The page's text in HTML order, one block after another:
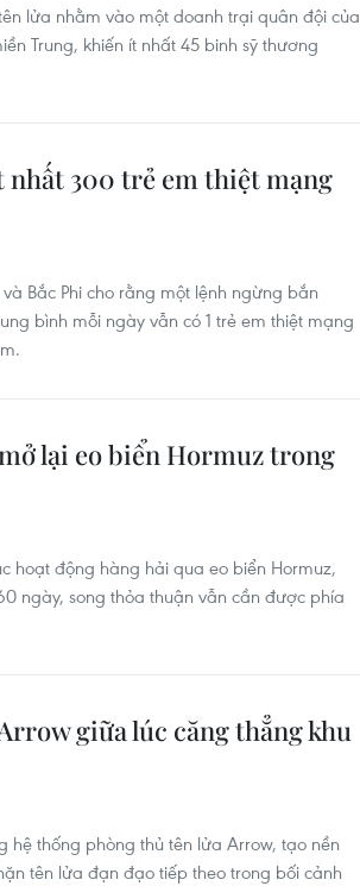
lửa nhằm vào một doanh trại quân đội của
Trung, khiến ít nhất 45 binh sỹ thương
300 trẻ em thiệt mạng
Bắc Phi cho rằng một lệnh ngừng bắn
bình mỗi ngày vẫn có 1 trẻ em thiệt mạng
lại eo biển Hormuz trong
hoạt động hàng hải qua eo biển Hormuz,
ngày, song thỏa thuận vẫn cần được phía
giữa lúc căng thẳng khu
hệ thống phòng thủ tên lửa Arrow, tạo nền
tên lửa đạn đạo tiếp theo trong bối cảnh